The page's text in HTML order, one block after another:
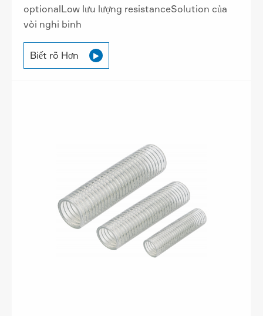
optionalLow lưu lượng resistanceSolution của
vòi nghi binh
Biết rõ Hơn 